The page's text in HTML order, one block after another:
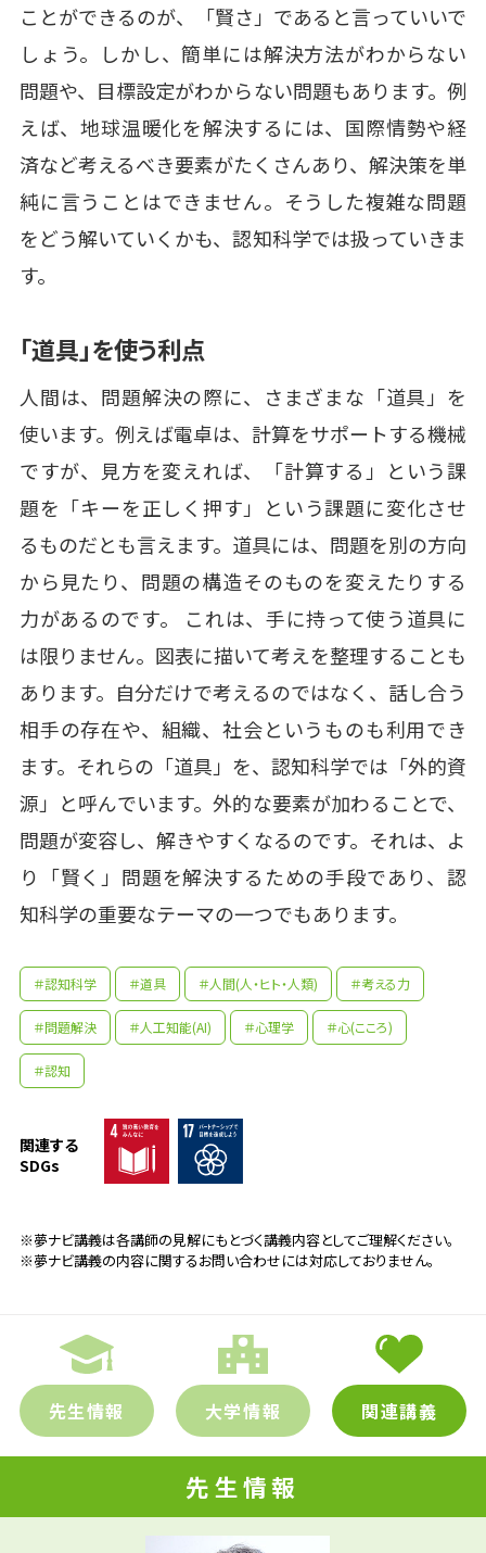
ことができるのが、「賢さ」であると言っていいで
しょう。しかし、簡単には解決方法がわからない
問題や、目標設定がわからない問題もあります。例
えば、地球温暖化を解決するには、国際情勢や経
済など考えるべき要素がたくさんあり、解決策を単
純に言うことはできません。そうした複雑な問題
をどう解いていくかも、認知科学では扱っていきま
す。
「道具」を使う利点
人間は、問題解決の際に、さまざまな「道具」を
使います。例えば電卓は、計算をサポートする機械
ですが、見方を変えれば、「計算する」という課
題を「キーを正しく押す」という課題に変化させ
るものだとも言えます。道具には、問題を別の方向
から見たり、問題の構造そのものを変えたりする
力があるのです。 これは、手に持って使う道具に
は限りません。図表に描いて考えを整理することも
あります。自分だけで考えるのではなく、話し合う
相手の存在や、組織、社会というものも利用でき
ます。それらの「道具」を、認知科学では「外的資
源」と呼んでいます。外的な要素が加わることで、
問題が変容し、解きやすくなるのです。それは、よ
り「賢く」問題を解決するための手段であり、認
知科学の重要なテーマの一つでもあります。
＃認知科学 ＃道具 ＃人間(人・ヒト・人類) ＃考える力
＃問題解決 ＃人工知能(AI) ＃心理学 ＃心(こころ)
＃認知
関連する
SDGs
※夢ナビ講義は各講師の見解にもとづく講義内容としてご理解ください。
※夢ナビ講義の内容に関するお問い合わせには対応しておりません。
先生情報 大学情報 関連講義
先生情報
先生の学問へのきっかけは？